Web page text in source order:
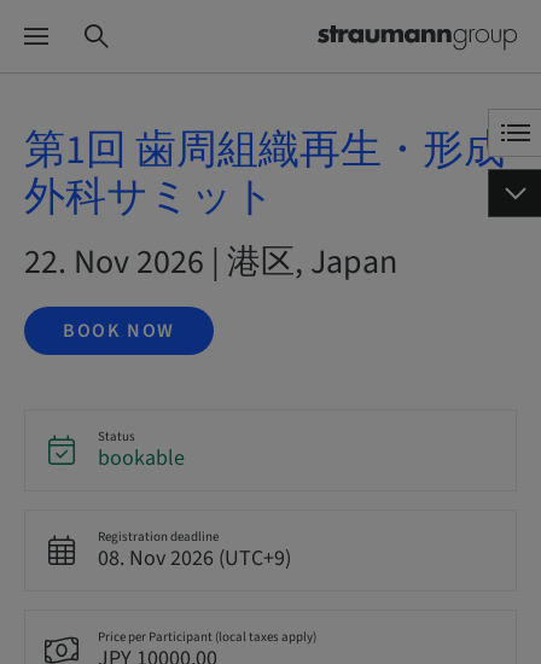
第1回 歯周組織再生・形成
外科サミット
22. Nov 2026 | 港区, Japan
BOOK NOW
Status
bookable
Registration deadline
08. Nov 2026 (UTC+9)
Price per Participant (local taxes apply)